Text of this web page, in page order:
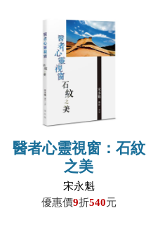
醫者心靈視窗：石紋
之美
宋永魁
優惠價9折540元